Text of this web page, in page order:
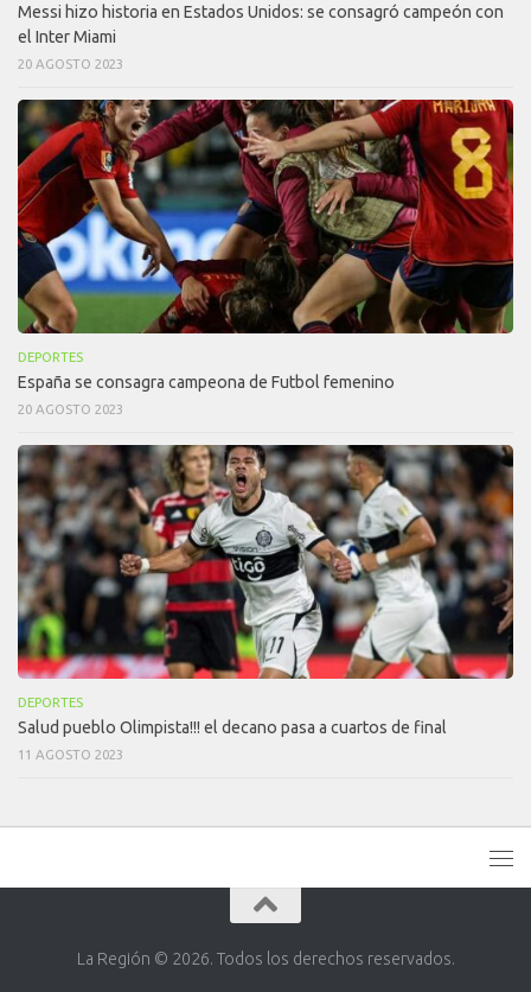
Messi hizo historia en Estados Unidos: se consagró campeón con
el Inter Miami
20 AGOSTO 2023
DEPORTES
España se consagra campeona de Futbol femenino
20 AGOSTO 2023
DEPORTES
Salud pueblo Olimpista!!! el decano pasa a cuartos de final
11 AGOSTO 2023
La Región © 2026. Todos los derechos reservados.